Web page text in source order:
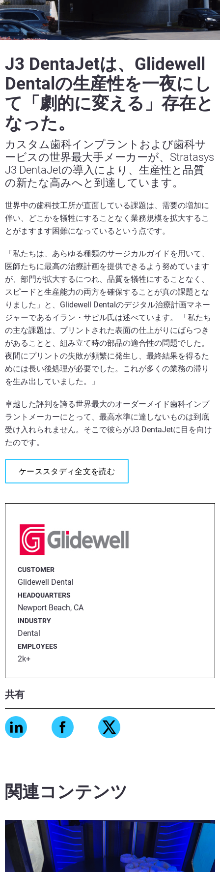
CUSTOMER
Glidewell Dental
HEADQUARTERS
Newport Beach, CA
INDUSTRY
Dental
EMPLOYEES
2k+
共有
J3 DentaJetは、Glidewell
Dentalの生産性を一夜にし
て「劇的に変える」存在と
なった。
カスタム歯科インプラントおよび歯科サ
ービスの世界最大手メーカーが、Stratasys
J3 DentaJetの導入により、生産性と品質
の新たな高みへと到達しています。
世界中の歯科技工所が直面している課題は、需要の増加に
伴い、どこかを犠牲にすることなく業務規模を拡大するこ
とがますます困難になっているという点です。
「私たちは、あらゆる種類のサージカルガイドを用いて、
医師たちに最高の治療計画を提供できるよう努めています
が、部門が拡大するにつれ、品質を犠牲にすることなく、
スピードと生産能力の両方を確保することが真の課題とな
りました」と、Glidewell Dentalのデジタル治療計画マネー
ジャーであるイラン・サピル氏は述べています。 「私たち
の主な課題は、プリントされた表面の仕上がりにばらつき
があることと、組み立て時の部品の適合性の問題でした。
夜間にプリントの失敗が頻繁に発生し、最終結果を得るた
めには長い後処理が必要でした。これが多くの業務の滞り
を生み出していました。」
卓越した評判を誇る世界最大のオーダーメイド歯科インプ
ラントメーカーにとって、最高水準に達しないものは到底
受け入れられません。そこで彼らがJ3 DentaJetに目を向け
たのです。
ケーススタディ全文を読む
関連コンテンツ